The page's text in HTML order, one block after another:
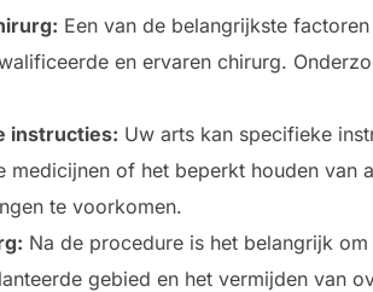
Een van de belangrijkste
en ervaren chirurg.
instructies: Uw arts kan specifieke
medicijnen of het beperkt houden
te voorkomen.
Na de procedure is het belangrijk
gebied en het vermijden van